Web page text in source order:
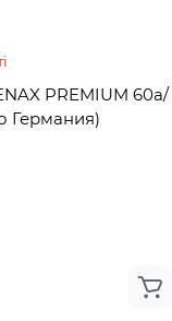
PREMIUM 60а/
Германия)